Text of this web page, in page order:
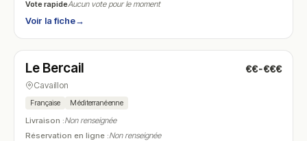
Vote rapideAucun vote pour le moment
Voir la fiche→
N° 22
Le Bercail €€-€€€
Cavaillon
Française Méditerranéenne
Livraison :Non renseignée
Réservation en ligne :Non renseignée